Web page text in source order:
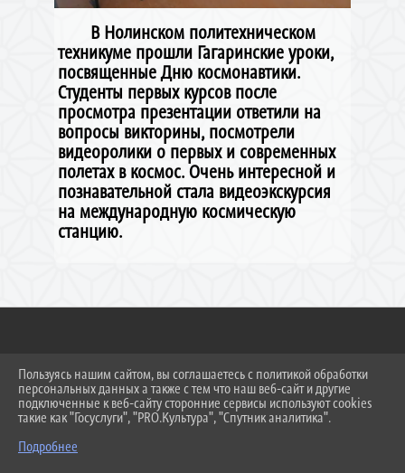
В Нолинском политехническом
техникуме прошли Гагаринские уроки,
посвященные Дню космонавтики.
Студенты первых курсов после
просмотра презентации ответили на
вопросы викторины, посмотрели
видеоролики о первых и современных
полетах в космос. Очень интересной и
познавательной стала видеоэкскурсия
на международную космическую
станцию.
2026 Г. NPT-NOLINSK.RU
ВХОД
КАРТА САЙТА
ПОЛИТИКА ОБРАБОТКИ ПЕРСОНАЛЬНЫХ
Пользуясь нашим сайтом, вы соглашаетесь с политикой обработки
персональных данных а также с тем что наш веб-сайт и другие
подключенные к веб-сайту сторонние сервисы используют cookies
такие как "Госуслуги", "PRO.Культура", "Спутник аналитика".
Подробнее